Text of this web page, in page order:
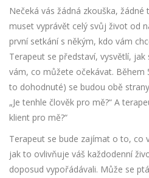
Nečeká vás žádná zkouška,
muset vyprávět celý svůj život od
první setkání s někým, kdo vám
Terapeut se představí, vysvětlí,
vám, co můžete očekávat. Během
to dohodnuté) se budou obě
„Je tenhle člověk pro mě?“ A
klient pro mě?“
Terapeut se bude zajímat o to, co
jak to ovlivňuje váš každodenní
doposud vypořádávali. Může se